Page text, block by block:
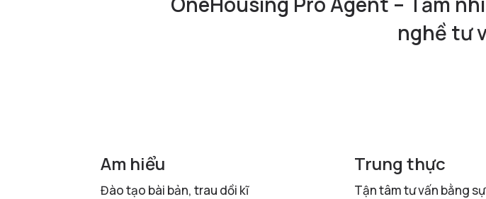
nghề tư
Am hiểu
Đào tạo bài bản, trau dồi kĩ
Trung thực
Tận tâm tư vấn bằng